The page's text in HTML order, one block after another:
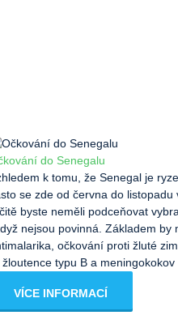
do Senegalu
k tomu, že Senegal je
se zde od června do listopadu
byste neměli podceňovat
nejsou povinná. Základem by
očkování proti žluté
žloutence typu B a meningokokov
VÍCE INFORMACÍ